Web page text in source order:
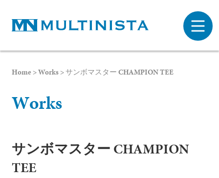
Home>Works>サンボマスター CHAMPION TEE
Works
サンボマスター CHAMPION
TEE